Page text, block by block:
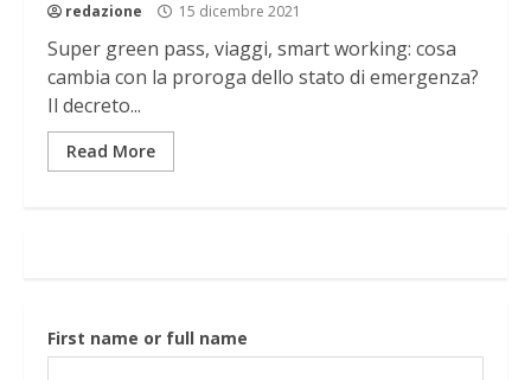
redazione 15 dicembre 2021
Super green pass, viaggi, smart working: cosa
cambia con la proroga dello stato di emergenza?
Il decreto...
Read More
First name or full name